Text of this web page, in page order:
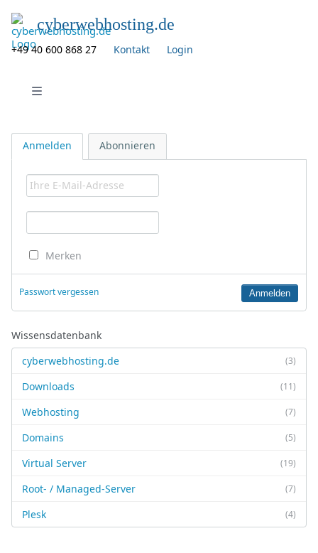
cyberwebhosting.de
+49 40 600 868 27 Kontakt Login
Navigation öffnen
Anmelden Abonnieren
Merken
Passwort vergessen
Wissensdatenbank
(3)
cyberwebhosting.de
(11)
Downloads
(7)
Webhosting
(5)
Domains
(19)
Virtual Server
(7)
Root- / Managed-Server
(4)
Plesk